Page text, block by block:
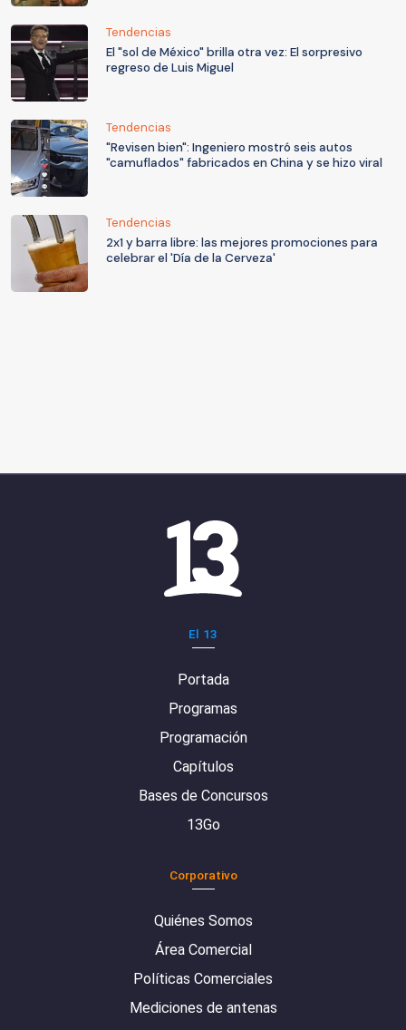
Tendencias
El "sol de México" brilla otra vez: El sorpresivo
regreso de Luis Miguel
Tendencias
"Revisen bien": Ingeniero mostró seis autos
"camuflados" fabricados en China y se hizo viral
Tendencias
2x1 y barra libre: las mejores promociones para
celebrar el 'Día de la Cerveza'
El 13
Portada
Programas
Programación
Capítulos
Bases de Concursos
13Go
Corporativo
Quiénes Somos
Área Comercial
Políticas Comerciales
Mediciones de antenas